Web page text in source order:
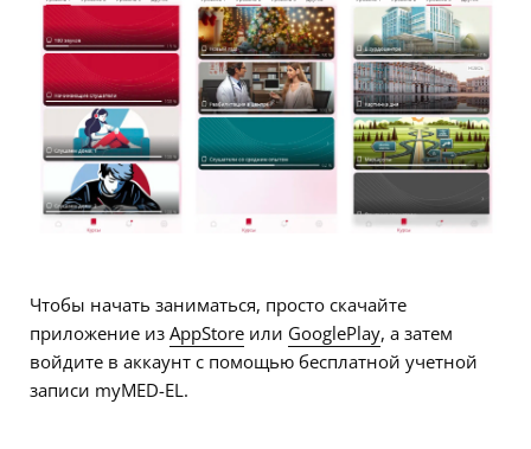
Чтобы начать заниматься, просто скачайте
приложение из AppStore или GooglePlay, а затем
войдите в аккаунт с помощью бесплатной учетной
записи myMED-EL.